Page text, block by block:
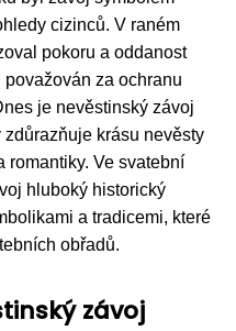
cizinců. V raném
pokoru a oddanost
za ochranu
je nevěstinský závoj
krásu nevěsty
romantiky. Ve svatební
hluboký historický
a tradicemi, které
obřadů.
závoj